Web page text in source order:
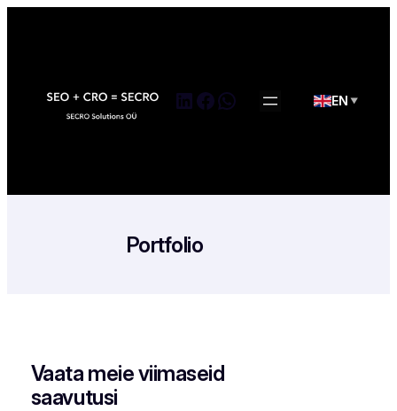
LinkedIn
Facebook
WhatsApp EN ▼
Portfolio
Vaata meie viimaseid
saavutusi